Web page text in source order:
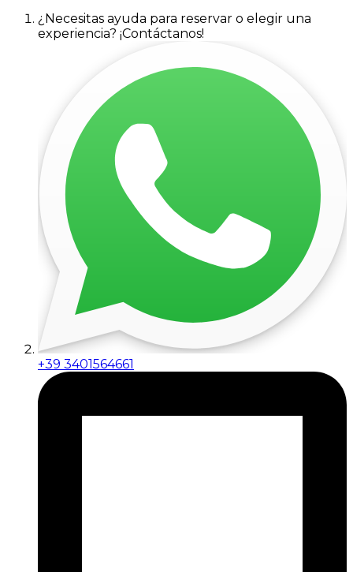
¿Necesitas ayuda para reservar o elegir una
experiencia? ¡Contáctanos!
+39 3401564661